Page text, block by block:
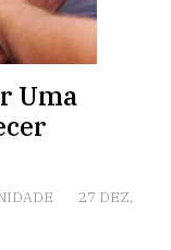
Uma
27 DEZ,